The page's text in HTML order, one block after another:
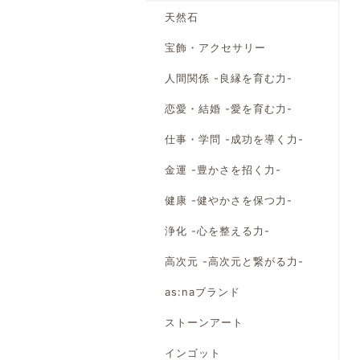
天然石
宝飾・アクセサリー
人間関係 -良縁を育む力-
恋愛・結婚 -愛を育む力-
仕事・学問 -成功を導く力-
金運 -豊かさを招く力-
健康 -健やかさを保つ力-
浄化 -心を整える力-
高次元 -高次元と繋がる力-
as:naブランド
ストーンアート
インゴット